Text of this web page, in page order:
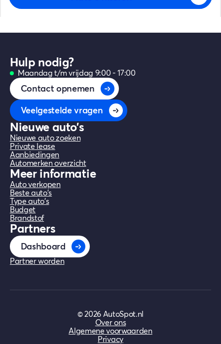
Hulp nodig?
Maandag t/m vrijdag 9:00 - 17:00
Contact opnemen
Veelgestelde vragen
Nieuwe auto's
Nieuwe auto zoeken
Private lease
Aanbiedingen
Automerken overzicht
Meer informatie
Auto verkopen
Beste auto's
Type auto's
Budget
Brandstof
Partners
Dashboard
Partner worden
©2026AutoSpot.nl
Over ons
Algemene voorwaarden
Privacy